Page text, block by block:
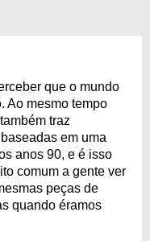
que o mundo
Ao mesmo tempo
traz
em uma
anos 90, e é isso
comum a gente ver
peças de
quando éramos